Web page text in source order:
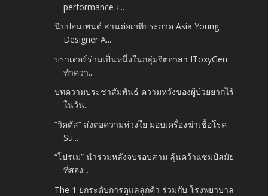
performance เ...
นิปปอนเพนต์ สานต่อเวทีประกวด Asia Young
Designer A...
บราเดอร์ร่วมเป็นหนึ่งในกลุ่มจิตอาสา IToxyGen
ทำควา...
บทความประชาสัมพันธ์ ความหวังของผู้ป่วยยากไร้
ในวัน...
“วิคตัส” ส่งต่อความห่วงใย มอบเครื่องฆ่าเชื้อโรค
Su...
“โปรเม” นำร่วมหลังจบรอบสาม ลุ้นคว้าแชมป์สมัย
ที่สอง...
The 1 ยกระดับการดูแลลูกค้า ร่วมกับ โรงพยาบาล